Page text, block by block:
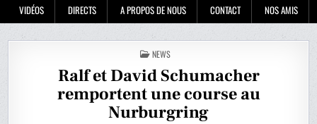
VIDÉOS
DIRECTS A PROPOS DE NOUS CONTACT NOS AMIS
POSTED
IN
NEWS
Ralf et David Schumacher
remportent une course au
Nurburgring